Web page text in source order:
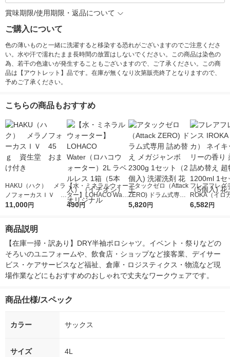
賞味期限/使用期限・返品について
ご購入について
色の薄いものと一緒に洗濯すると移染する恐れがございますのでご注意くださ
い。水や汗で濡れたまま長時間の放置はしないでください。この商品は染色の
為、若干の色違いが発生することもございますので、ご了承ください。この商
品は【アウトレット】品です。在庫が無くなり次第販売終了となりますので、
予めご了承ください。
こちらの商品もおすすめ
HAKU（ハク） メラ
ノフォーカスＩＶ 4
5ｇ 資生堂 おまけ
11,000円
【水・ミネラルウォー
ター】LOHACO Wate
r（ロハコウォータ
490円
アタックゼロ（Attack
ZERO) ドラム式専用
詰め替え メガジャン
5,820円
フレアフレグ
ROKA（イロ
イキッドリリ
6,582円
商品説明
【在庫一掃・訳あり】DRY半袖ポロシャツ。イベント・祭りなどの
そろいのユニフォームや、飲食店・ショップなど接客業、デイサー
ビス・ケアサービスなど福祉、倉庫・ロジスティクス・物流など現
場作業などにもおすすめのおしゃれで丈夫なワークウェアです。
商品仕様/スペック
カラー サックス
サイズ 4L